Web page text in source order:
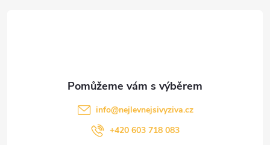
info@nejlevnejsivyziva.cz
+420 603 718 083